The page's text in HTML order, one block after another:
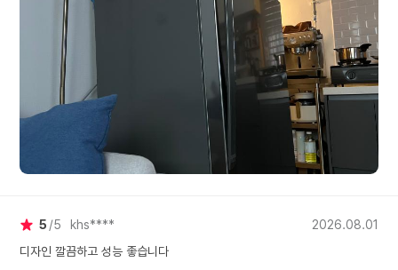
설치도 수평계로 잘 확인해주셔서 냉장고문도 열린채로 잘 있어요. 다시 한
번 감사드립니다.
5 5 khs****
2026.08.01
디자인 깔끔하고 성능 좋습니다